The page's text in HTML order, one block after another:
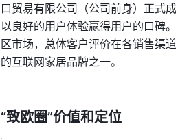
口贸易有限公司（公司前身）正式
以良好的用户体验赢得用户的口碑
区市场，总体客户评价在各销售渠
的互联网家居品牌之一。
“致欧圈”价值和定位